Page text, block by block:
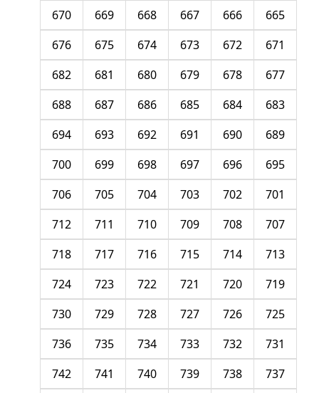
665
666
667
668
669
670
671
672
673
674
675
676
677
678
679
680
681
682
683
684
685
686
687
688
689
690
691
692
693
694
695
696
697
698
699
700
701
702
703
704
705
706
707
708
709
710
711
712
713
714
715
716
717
718
719
720
721
722
723
724
725
726
727
728
729
730
731
732
733
734
735
736
737
738
739
740
741
742